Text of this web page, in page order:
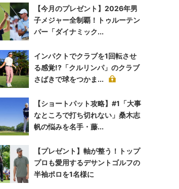
【今月のプレゼント】2026年男
子メジャー全制覇！トゥルーテン
パー「ダイナミック...
インパクトでクラブを1回転させ
る感覚!?「クルリンパ」のクラブ
さばきで球をつかま...
【ショートパット攻略】#1「大事
なところで打ち切れない」桑木志
帆の悩みを名手・藤...
【プレゼント】軸が整う！トップ
プロも愛用するデサントゴルフの
半袖ポロを1名様に